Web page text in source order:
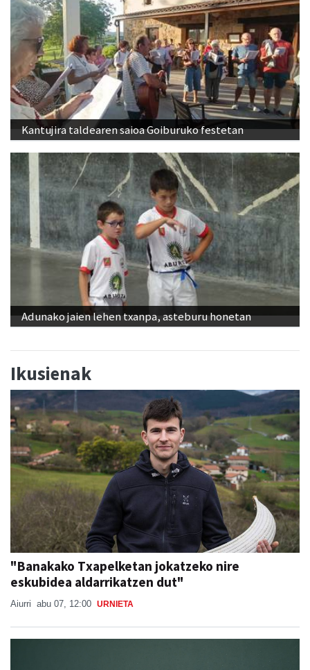
Kantujira taldearen saioa Goiburuko festetan
Adunako jaien lehen txanpa, asteburu honetan
Ikusienak
"Banakako Txapelketan jokatzeko nire
eskubidea aldarrikatzen dut"
Aiurri abu 07, 12:00 URNIETA